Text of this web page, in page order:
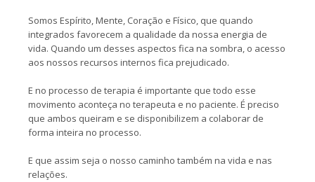
Somos Espírito, Mente, Coração e Físico, que quando
integrados favorecem a qualidade da nossa energia de
vida. Quando um desses aspectos fica na sombra, o acesso
aos nossos recursos internos fica prejudicado.
E no processo de terapia é importante que todo esse
movimento aconteça no terapeuta e no paciente. É preciso
que ambos queiram e se disponibilizem a colaborar de
forma inteira no processo.
E que assim seja o nosso caminho também na vida e nas
relações.